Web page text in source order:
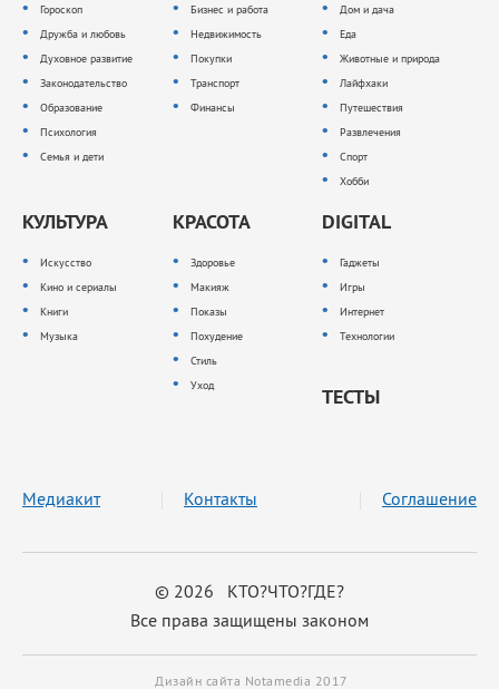
Гороскоп
Дружба и любовь
Духовное развитие
Законодательство
Образование
Психология
Семья и дети
Бизнес и работа
Недвижимость
Покупки
Транспорт
Финансы
Дом и дача
Еда
Животные и природа
Лайфхаки
Путешествия
Развлечения
Спорт
Хобби
КУЛЬТУРА
Искусство
Кино и сериалы
Книги
Музыка
КРАСОТА
Здоровье
Макияж
Показы
Похудение
Стиль
Уход
DIGITAL
Гаджеты
Игры
Интернет
Технологии
ТЕСТЫ
© 2026 КТО?ЧТО?ГДЕ?
Все права защищены законом
Медиакит Контакты Соглашение
Дизайн сайта Notamedia 2017